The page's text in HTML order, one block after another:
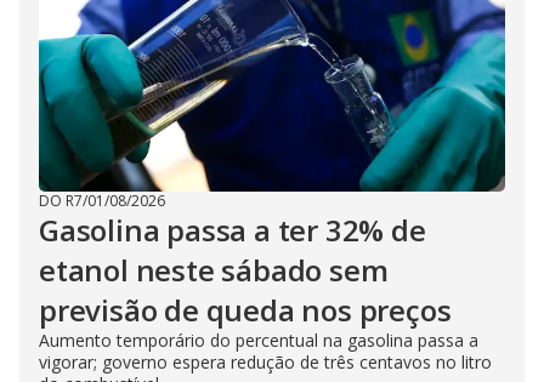
DO R7/01/08/2026
Gasolina passa a ter 32% de
etanol neste sábado sem
previsão de queda nos preços
Aumento temporário do percentual na gasolina passa a
vigorar; governo espera redução de três centavos no litro